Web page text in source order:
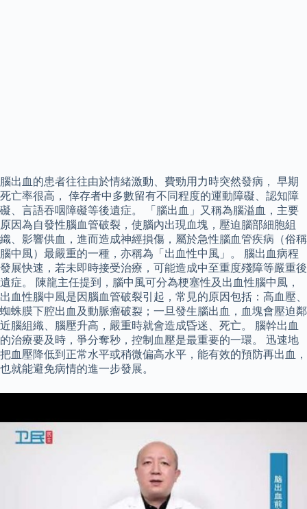
腦出血的患者往往由於情緒激動、費勁用力時突然發病， 早期
死亡率很高， 倖存者中多數留有不同程度的運動障礙、認知障
礙、言語吞咽障礙等後遺症。 「腦出血」又稱為腦溢血，主要
原因為自發性腦血管破裂，使腦內出現血塊，壓迫腦部細胞組
織、影響供血，進而造成神經損傷，屬於急性腦血管疾病（俗稱
腦中風）最嚴重的一種，亦稱為「出血性中風」。 腦出血病程
發展快速，若未即時接受治療，可能造成中至重度殘障等嚴重後
遺症。 陳龍主任提到，腦中風可分為梗塞性及出血性腦中風，
出血性腦中風是因腦血管破裂引起，常見的原因包括：高血壓、
蜘蛛膜下腔出血及動脈瘤破裂；一旦發生腦出血，血塊會壓迫鄰
近腦組織、腦壓升高，嚴重時就會造成昏迷、死亡。 腦幹出血
的治療要及時，爭分奪秒，控制血壓是最重要的一環。 迅速地
把血壓降低到正常水平或稍微偏高水平，能有效的預防再出血，
也就能避免病情的進一步發展。